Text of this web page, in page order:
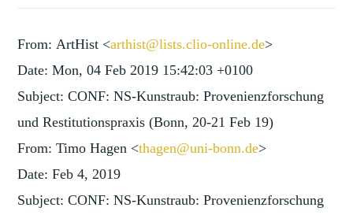
From: ArtHist <arthist@lists.clio-online.de>
Date: Mon, 04 Feb 2019 15:42:03 +0100
Subject: CONF: NS-Kunstraub: Provenienzforschung
und Restitutionspraxis (Bonn, 20-21 Feb 19)
From: Timo Hagen <thagen@uni-bonn.de>
Date: Feb 4, 2019
Subject: CONF: NS-Kunstraub: Provenienzforschung